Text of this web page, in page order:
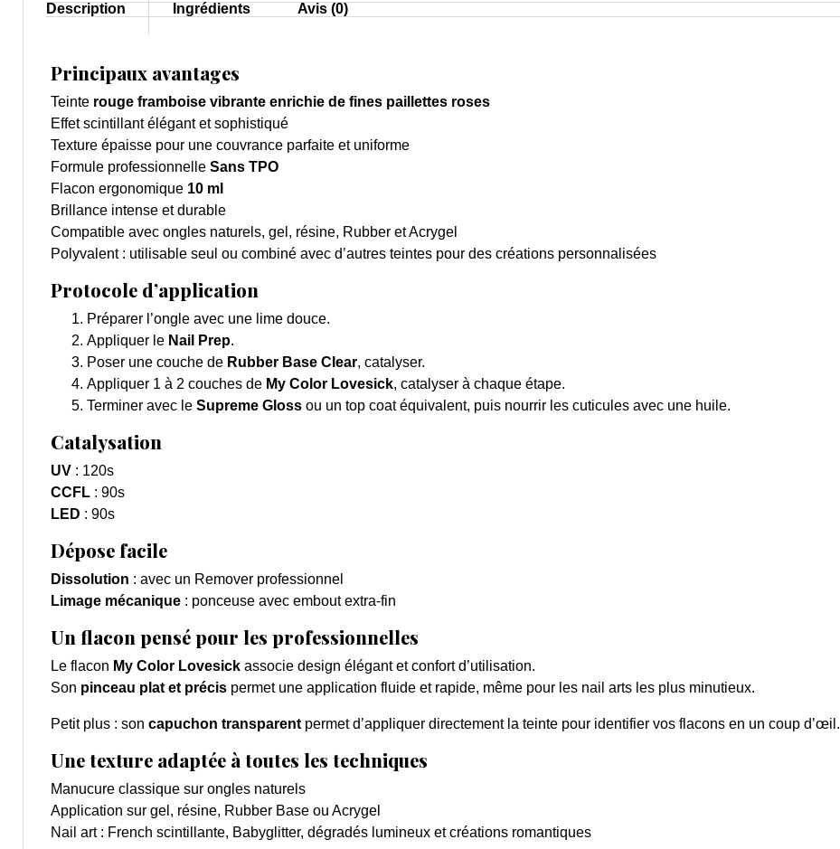
Description Ingrédients Avis (0)
Principaux avantages
Teinte rouge framboise vibrante enrichie de fines paillettes roses
Effet scintillant élégant et sophistiqué
Texture épaisse pour une couvrance parfaite et uniforme
Formule professionnelle Sans TPO
Flacon ergonomique 10 ml
Brillance intense et durable
Compatible avec ongles naturels, gel, résine, Rubber et Acrygel
Polyvalent : utilisable seul ou combiné avec d’autres teintes pour des créations personnalisées
Protocole d’application
Préparer l’ongle avec une lime douce.
Appliquer le Nail Prep.
Poser une couche de Rubber Base Clear, catalyser.
Appliquer 1 à 2 couches de My Color Lovesick, catalyser à chaque étape.
Terminer avec le Supreme Gloss ou un top coat équivalent, puis nourrir les cuticules avec une huile.
Catalysation
UV : 120s
CCFL : 90s
LED : 90s
Dépose facile
Dissolution : avec un Remover professionnel
Limage mécanique : ponceuse avec embout extra-fin
Un flacon pensé pour les professionnelles
Le flacon My Color Lovesick associe design élégant et confort d’utilisation.
Son pinceau plat et précis permet une application fluide et rapide, même pour les nail arts les plus minutieux.
Petit plus : son capuchon transparentpermet d’appliquer directement la teinte pour identifier vos flacons en un coup d’œil.
Une texture adaptée à toutes les techniques
Manucure classique sur ongles naturels
Application sur gel, résine, Rubber Base ou Acrygel
Nail art : French scintillante, Babyglitter, dégradés lumineux et créations romantiques